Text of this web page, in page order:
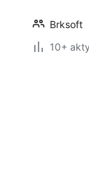
Brksoft
10+